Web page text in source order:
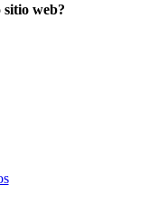
sitio web?